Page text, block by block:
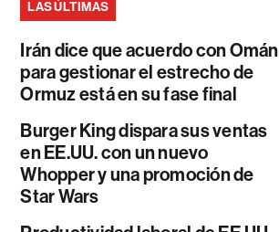
LAS ÚLTIMAS
Irán dice que acuerdo con Omán
para gestionar el estrecho de
Ormuz está en su fase final
Burger King dispara sus ventas
en EE.UU. con un nuevo
Whopper y una promoción de
Star Wars